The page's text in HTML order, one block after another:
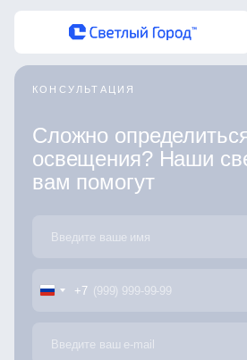
КОНСУЛЬТАЦИЯ
Сложно
освещения? Наши
вам помогут
+7